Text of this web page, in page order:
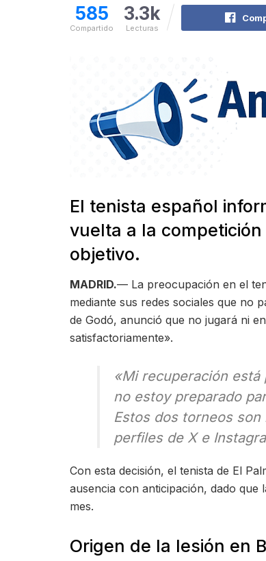
585
Compartido
3.3k
Lecturas
El tenista español
vuelta a la
objetivo.
MADRID.— La preocupación en el
mediante sus redes sociales que no
de Godó, anunció que no jugará ni
satisfactoriamente».
«Mi recuperación
no estoy preparado
Estos dos torneos
perfiles de X e
Con esta decisión, el tenista de El
ausencia con anticipación, dado que
mes.
Origen de la lesión en